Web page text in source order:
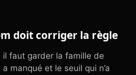
doit corriger la règle
faut garder la famille de
manqué et le seuil qui n’a